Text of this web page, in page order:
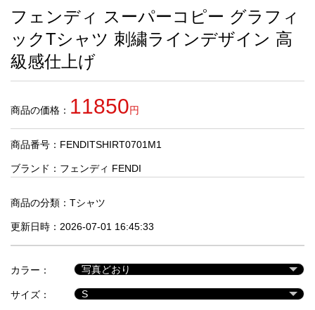
お
す
す
め
商
人
気
商
セ
ル
品
フェンディ スーパーコピー グラフィ
ックTシャツ 刺繍ラインデザイン 高
級感仕上げ
商品の価格： 11850円
商品番号：FENDITSHIRT0701M1
ブランド： フェンディ FENDI
商品の分類： Tシャツ
更新日時：2026-07-01 16:45:33
カラー：
サイズ：